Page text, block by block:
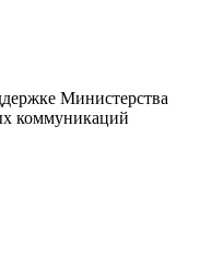
Министерства
коммуникаций